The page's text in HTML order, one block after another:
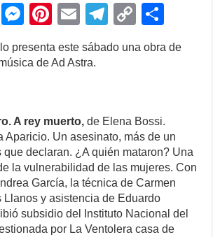
W
M
ss
g
er
Pi
er
E
m
ail
T
el
e
m
C
p
n
k
h
ar
presenta este sábado una obra de
de Ad Astra.
A rey muerto, de Elena Bossi.
Aparicio. Un asesinato, más de un
que declaran. ¿A quién mataron? Una
la vulnerabilidad de las mujeres. Con
García, la técnica de Carmen
Llanos y asistencia de Eduardo
subsidio del Instituto Nacional del
por La Ventolera casa de